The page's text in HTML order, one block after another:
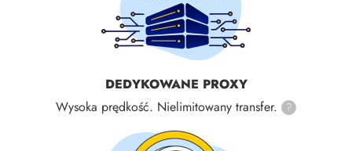
DEDYKOWANE PROXY
Wysoka prędkość. Nielimitowany transfer.
?